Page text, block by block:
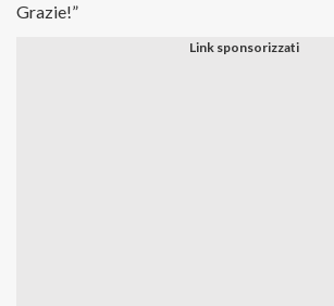
Grazie!”